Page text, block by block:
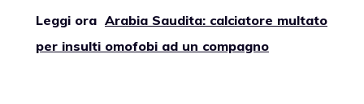
Leggi ora Arabia Saudita: calciatore multato
per insulti omofobi ad un compagno